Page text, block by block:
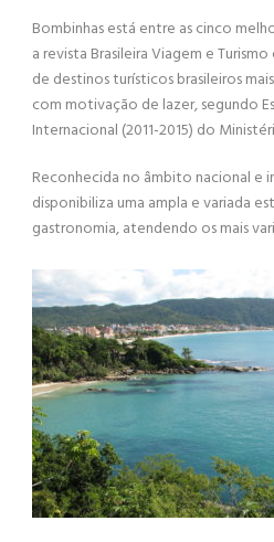
Bombinhas está entre as cinco
a revista Brasileira Viagem e
de destinos turísticos brasileiros
com motivação de lazer, segundo
Internacional (2011-2015) do
Reconhecida no âmbito nacional e
disponibiliza uma ampla e variada
gastronomia, atendendo os mais